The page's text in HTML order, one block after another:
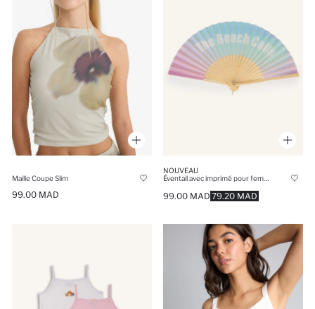
Maille Coupe Slim
99.00 MAD
NOUVEAU
79.20 MAD
99.00 MAD